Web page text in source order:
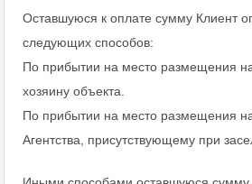
Оставшуюся к оплате сумму Клиент
следующих способов:
По прибытии на место размещения
хозяину объекта.
По прибытии на место размещения
Агентства, присутствующему при